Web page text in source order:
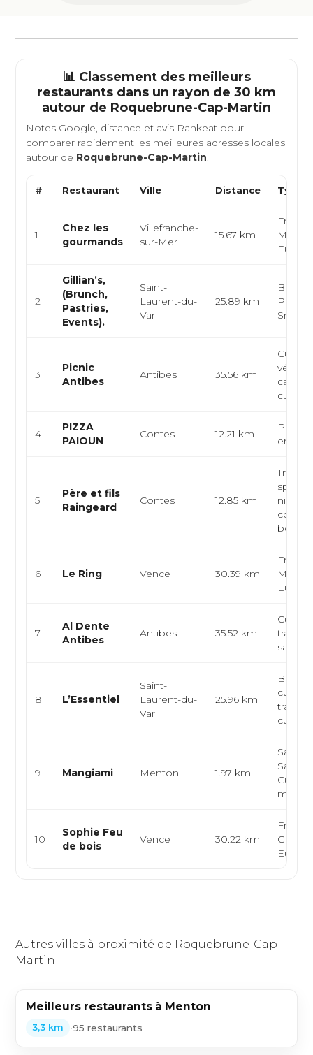
📊 Classement des meilleurs
restaurants dans un rayon de 30 km
autour de Roquebrune-Cap-Martin
Notes Google, distance et avis Rankeat pour
comparer rapidement les meilleures adresses locales
autour de Roquebrune-Cap-Martin.
# Restaurant Ville Distance Type
1
Chez les
gourmands
Villefranche-
sur-Mer
15.67 km
2
Gillian’s,
(Brunch,
Pastries,
Events).
Saint-
Laurent-du-
Var
25.89 km
3
Picnic
Antibes
Antibes 35.56 km
Cuisine
café
4
PIZZA
PAIOUN
Contes 12.21 km
5
Père et fils
Raingeard
Contes 12.85 km
6 Le Ring Vence 30.39 km
7
Al Dente
Antibes
Antibes 35.52 km
traiteur,
8 L’Essentiel
Saint-
Laurent-du-
Var
25.96 km
Bistrot
cuisine
cuisine
9 Mangiami Menton 1.97 km
Cuisine
10
Sophie Feu
de bois
Vence 30.22 km
Autres villes à proximité de Roquebrune-Cap-
Martin
Meilleurs restaurants à Menton
3,3 km •95 restaurants